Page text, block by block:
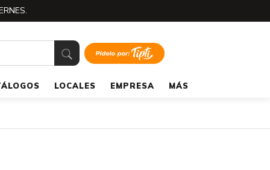
LOCALES EMPRESA MÁS